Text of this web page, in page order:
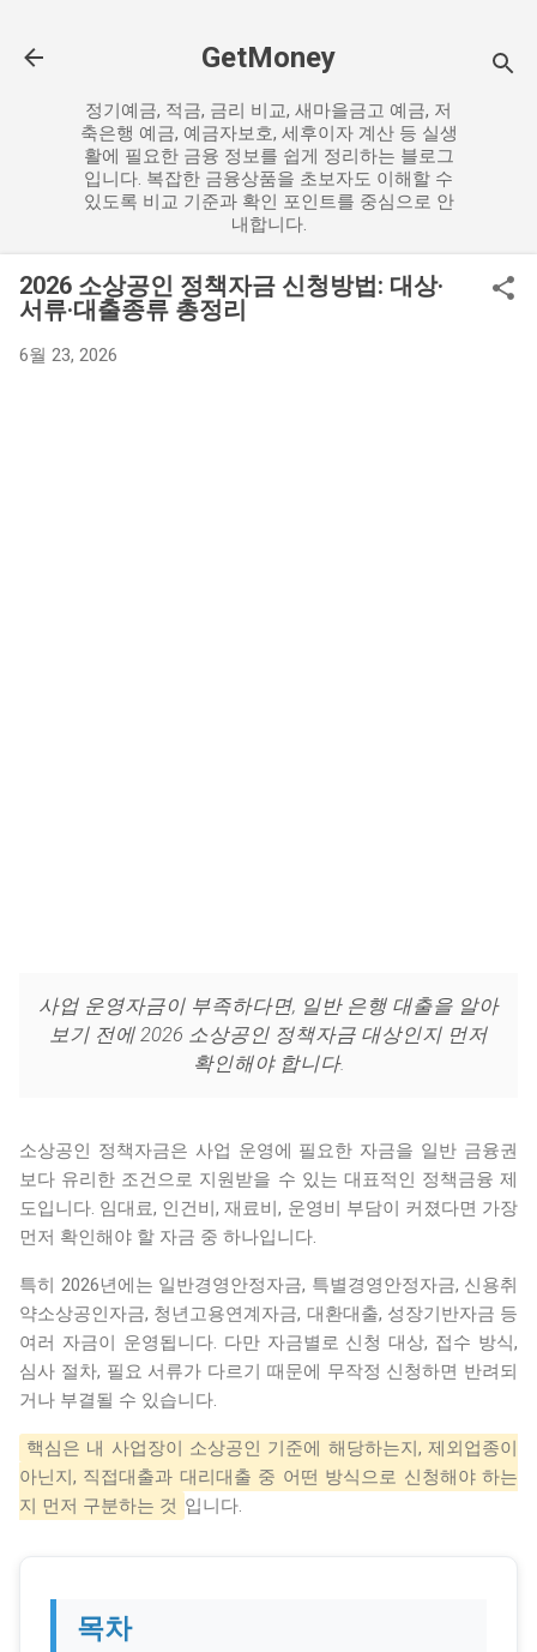
GetMoney
정기예금, 적금, 금리 비교, 새마을금고 예금, 저
축은행 예금, 예금자보호, 세후이자 계산 등 실생
활에 필요한 금융 정보를 쉽게 정리하는 블로그
입니다. 복잡한 금융상품을 초보자도 이해할 수
있도록 비교 기준과 확인 포인트를 중심으로 안
내합니다.
2026 소상공인 정책자금 신청방법: 대상·
서류·대출종류 총정리
6월 23, 2026
사업 운영자금이 부족하다면, 일반 은행 대출을 알아
보기 전에 2026 소상공인 정책자금 대상인지 먼저
확인해야 합니다.
소상공인 정책자금은 사업 운영에 필요한 자금을 일반 금융권
보다 유리한 조건으로 지원받을 수 있는 대표적인 정책금융 제
도입니다. 임대료, 인건비, 재료비, 운영비 부담이 커졌다면 가장
먼저 확인해야 할 자금 중 하나입니다.
특히 2026년에는 일반경영안정자금, 특별경영안정자금, 신용취
약소상공인자금, 청년고용연계자금, 대환대출, 성장기반자금 등
여러 자금이 운영됩니다. 다만 자금별로 신청 대상, 접수 방식,
심사 절차, 필요 서류가 다르기 때문에 무작정 신청하면 반려되
거나 부결될 수 있습니다.
핵심은 내 사업장이 소상공인 기준에 해당하는지, 제외업종이
아닌지, 직접대출과 대리대출 중 어떤 방식으로 신청해야 하는
지 먼저 구분하는 것 입니다.
목차